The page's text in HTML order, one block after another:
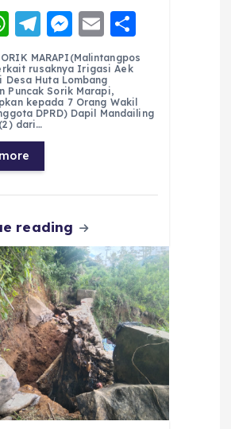
W
h
a
ts
A
p
p
T
el
e
g
r
a
m
M
e
ss
e
n
E
m
ai
l
h
re
MARAPI(Malintangpos
rusaknya Irigasi Aek
Desa Huta Lombang
Puncak Sorik Marapi,
kepada 7 Orang Wakil
DPRD) Dapil Mandailing
dari…
reading